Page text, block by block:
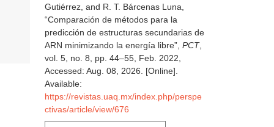
Gutiérrez, and R. T. Bárcenas Luna,
“Comparación de métodos para la
predicción de estructuras secundarias de
ARN minimizando la energía libre”, PCT,
vol. 5, no. 8, pp. 44–55, Feb. 2022,
Accessed: Aug. 08, 2026. [Online].
Available:
https://revistas.uaq.mx/index.php/perspe
ctivas/article/view/676